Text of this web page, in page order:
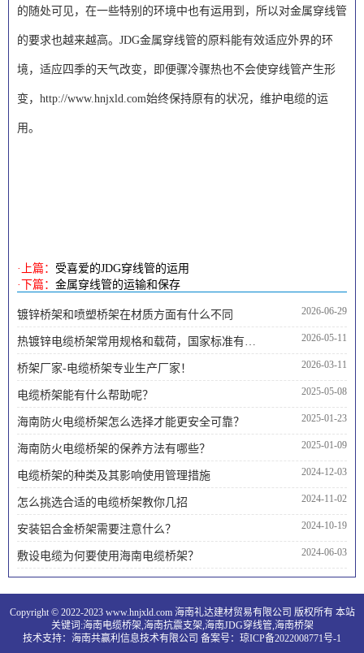
的随处可见，在一些特别的环境中也有运用到，所以对金属穿线管
的要求也越来越高。JDG金属穿线管的原料能有效适应外界的环
境，适应四季的天气改变，即便骤冷骤热也不会使穿线管产生形
变， http://www.hnjxld.com始终保持原有的状况，维护电缆的运
用。
·上篇： 受喜爱的JDG穿线管的运用
·下篇： 金属穿线管的运输和保存
镀锌桥架和喷塑桥架在材质方面有什么不同 2026-06-29
热镀锌电缆桥架常用规格和载荷，国家标准有哪些内容 2026-05-11
桥架厂家-电缆桥架专业生产厂家！ 2026-03-11
电缆桥架能有什么帮助呢？ 2025-05-08
海南防火电缆桥架怎么选择才能更安全可靠？ 2025-01-23
海南防火电缆桥架的保养方法有哪些？ 2025-01-09
电缆桥架的种类及其影响使用管理措施 2024-12-03
怎么挑选合适的电缆桥架教你几招 2024-11-02
安装铝合金桥架需要注意什么？ 2024-10-19
敷设电缆为何要使用海南电缆桥架？ 2024-06-03
Copyright © 2022-2023 www.hnjxld.com 海南礼达建材贸易有限公司 版权所有 本站
关键词:海南电缆桥架,海南抗震支架,海南JDG穿线管,海南桥架
技术支持： 海南共赢利信息技术有限公司 备案号： 琼ICP备2022008771号-1